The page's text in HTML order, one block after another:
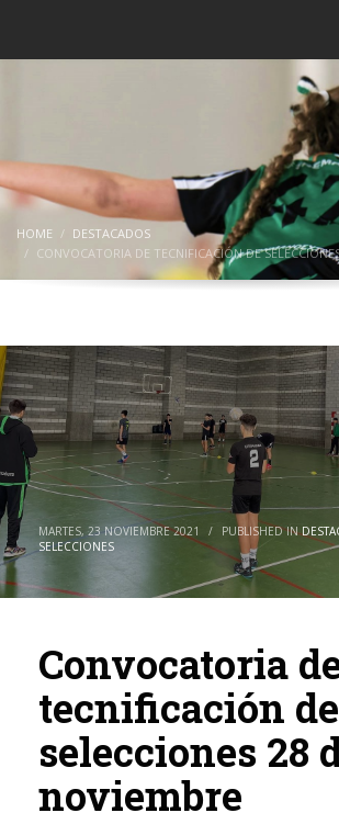
HOME
DESTACADOS
CONVOCATORIA DE TECNIFICACIÓN DE
Convocatoria de
MARTES, 23 NOVIEMBRE 2021 / PUBLISHED IN
SELECCIONES
Convocatoria
tecnificación de
selecciones 28
noviembre